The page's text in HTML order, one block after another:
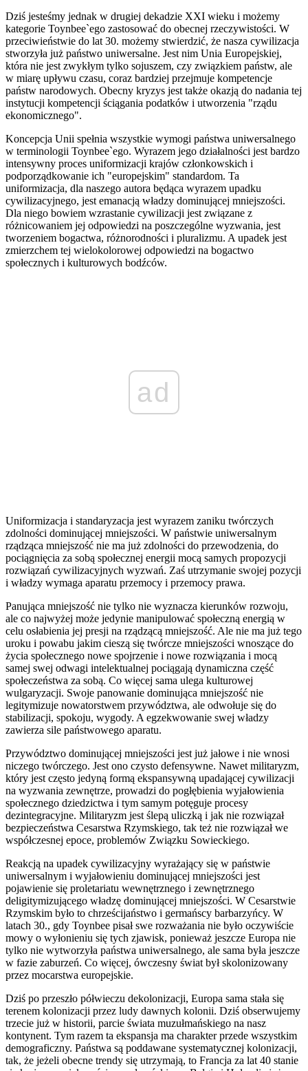
Dziś jesteśmy jednak w drugiej dekadzie XXI wieku i możemy
kategorie Toynbee`ego zastosować do obecnej rzeczywistości. W
przeciwieństwie do lat 30. możemy stwierdzić, że nasza cywilizacja
stworzyła już państwo uniwersalne. Jest nim Unia Europejskiej,
która nie jest zwykłym tylko sojuszem, czy związkiem państw, ale
w miarę upływu czasu, coraz bardziej przejmuje kompetencje
państw narodowych. Obecny kryzys jest także okazją do nadania tej
instytucji kompetencji ściągania podatków i utworzenia "rządu
ekonomicznego".
Koncepcja Unii spełnia wszystkie wymogi państwa uniwersalnego
w terminologii Toynbee`ego. Wyrazem jego działalności jest bardzo
intensywny proces uniformizacji krajów członkowskich i
podporządkowanie ich "europejskim" standardom. Ta
uniformizacja, dla naszego autora będąca wyrazem upadku
cywilizacyjnego, jest emanacją władzy dominującej mniejszości.
Dla niego bowiem wzrastanie cywilizacji jest związane z
różnicowaniem jej odpowiedzi na poszczególne wyzwania, jest
tworzeniem bogactwa, różnorodności i pluralizmu. A upadek jest
zmierzchem tej wielokolorowej odpowiedzi na bogactwo
społecznych i kulturowych bodźców.
ad
Uniformizacja i standaryzacja jest wyrazem zaniku twórczych
zdolności dominującej mniejszości. W państwie uniwersalnym
rządząca mniejszość nie ma już zdolności do przewodzenia, do
pociągnięcia za sobą społecznej energii mocą samych propozycji
rozwiązań cywilizacyjnych wyzwań. Zaś utrzymanie swojej pozycji
i władzy wymaga aparatu przemocy i przemocy prawa.
Panująca mniejszość nie tylko nie wyznacza kierunków rozwoju,
ale co najwyżej może jedynie manipulować społeczną energią w
celu osłabienia jej presji na rządzącą mniejszość. Ale nie ma już tego
uroku i powabu jakim cieszą się twórcze mniejszości wnoszące do
życia społecznego nowe spojrzenie i nowe rozwiązania i mocą
samej swej odwagi intelektualnej pociągają dynamiczna część
społeczeństwa za sobą. Co więcej sama ulega kulturowej
wulgaryzacji. Swoje panowanie dominująca mniejszość nie
legitymizuje nowatorstwem przywództwa, ale odwołuje się do
stabilizacji, spokoju, wygody. A egzekwowanie swej władzy
zawierza sile państwowego aparatu.
Przywództwo dominującej mniejszości jest już jałowe i nie wnosi
niczego twórczego. Jest ono czysto defensywne. Nawet militaryzm,
który jest często jedyną formą ekspansywną upadającej cywilizacji
na wyzwania zewnętrze, prowadzi do pogłębienia wyjałowienia
społecznego dziedzictwa i tym samym potęguje procesy
dezintegracyjne. Militaryzm jest ślepą uliczką i jak nie rozwiązał
bezpieczeństwa Cesarstwa Rzymskiego, tak też nie rozwiązał we
współczesnej epoce, problemów Związku Sowieckiego.
Reakcją na upadek cywilizacyjny wyrażający się w państwie
uniwersalnym i wyjałowieniu dominującej mniejszości jest
pojawienie się proletariatu wewnętrznego i zewnętrznego
deligitymizującego władzę dominującej mniejszości. W Cesarstwie
Rzymskim było to chrześcijaństwo i germańscy barbarzyńcy. W
latach 30., gdy Toynbee pisał swe rozważania nie było oczywiście
mowy o wyłonieniu się tych zjawisk, ponieważ jeszcze Europa nie
tylko nie wytworzyła państwa uniwersalnego, ale sama była jeszcze
w fazie zaburzeń. Co więcej, ówczesny świat był skolonizowany
przez mocarstwa europejskie.
Dziś po przeszło półwieczu dekolonizacji, Europa sama stała się
terenem kolonizacji przez ludy dawnych kolonii. Dziś obserwujemy
trzecie już w historii, parcie świata muzułmańskiego na nasz
kontynent. Tym razem ta ekspansja ma charakter przede wszystkim
demograficzny. Państwa są poddawane systematycznej kolonizacji,
tak, że jeżeli obecne trendy się utrzymają, to Francja za lat 40 stanie